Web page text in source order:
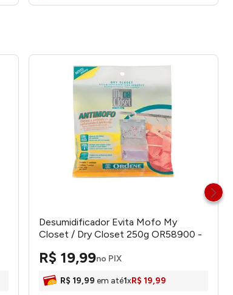
Desumidificador Evita Mofo My
Closet / Dry Closet 250g OR58900 -
R$ 19,99no PIX
R$ 19,99 em até1xR$ 19,99